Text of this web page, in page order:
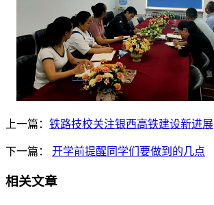
上一篇： 铁路技校关注银西高铁建设新进展
下一篇： 开学前提醒同学们要做到的几点
相关文章